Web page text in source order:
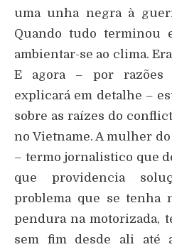
uma unha negra à
Quando tudo terminou
ambientar-se ao clima.
E agora – por razões
explicará em detalhe –
sobre as raízes do
no Vietname. A mulher
– termo jornalistico que
que providencia
problema que se tenha
pendura na motorizada,
sem fim desde ali até